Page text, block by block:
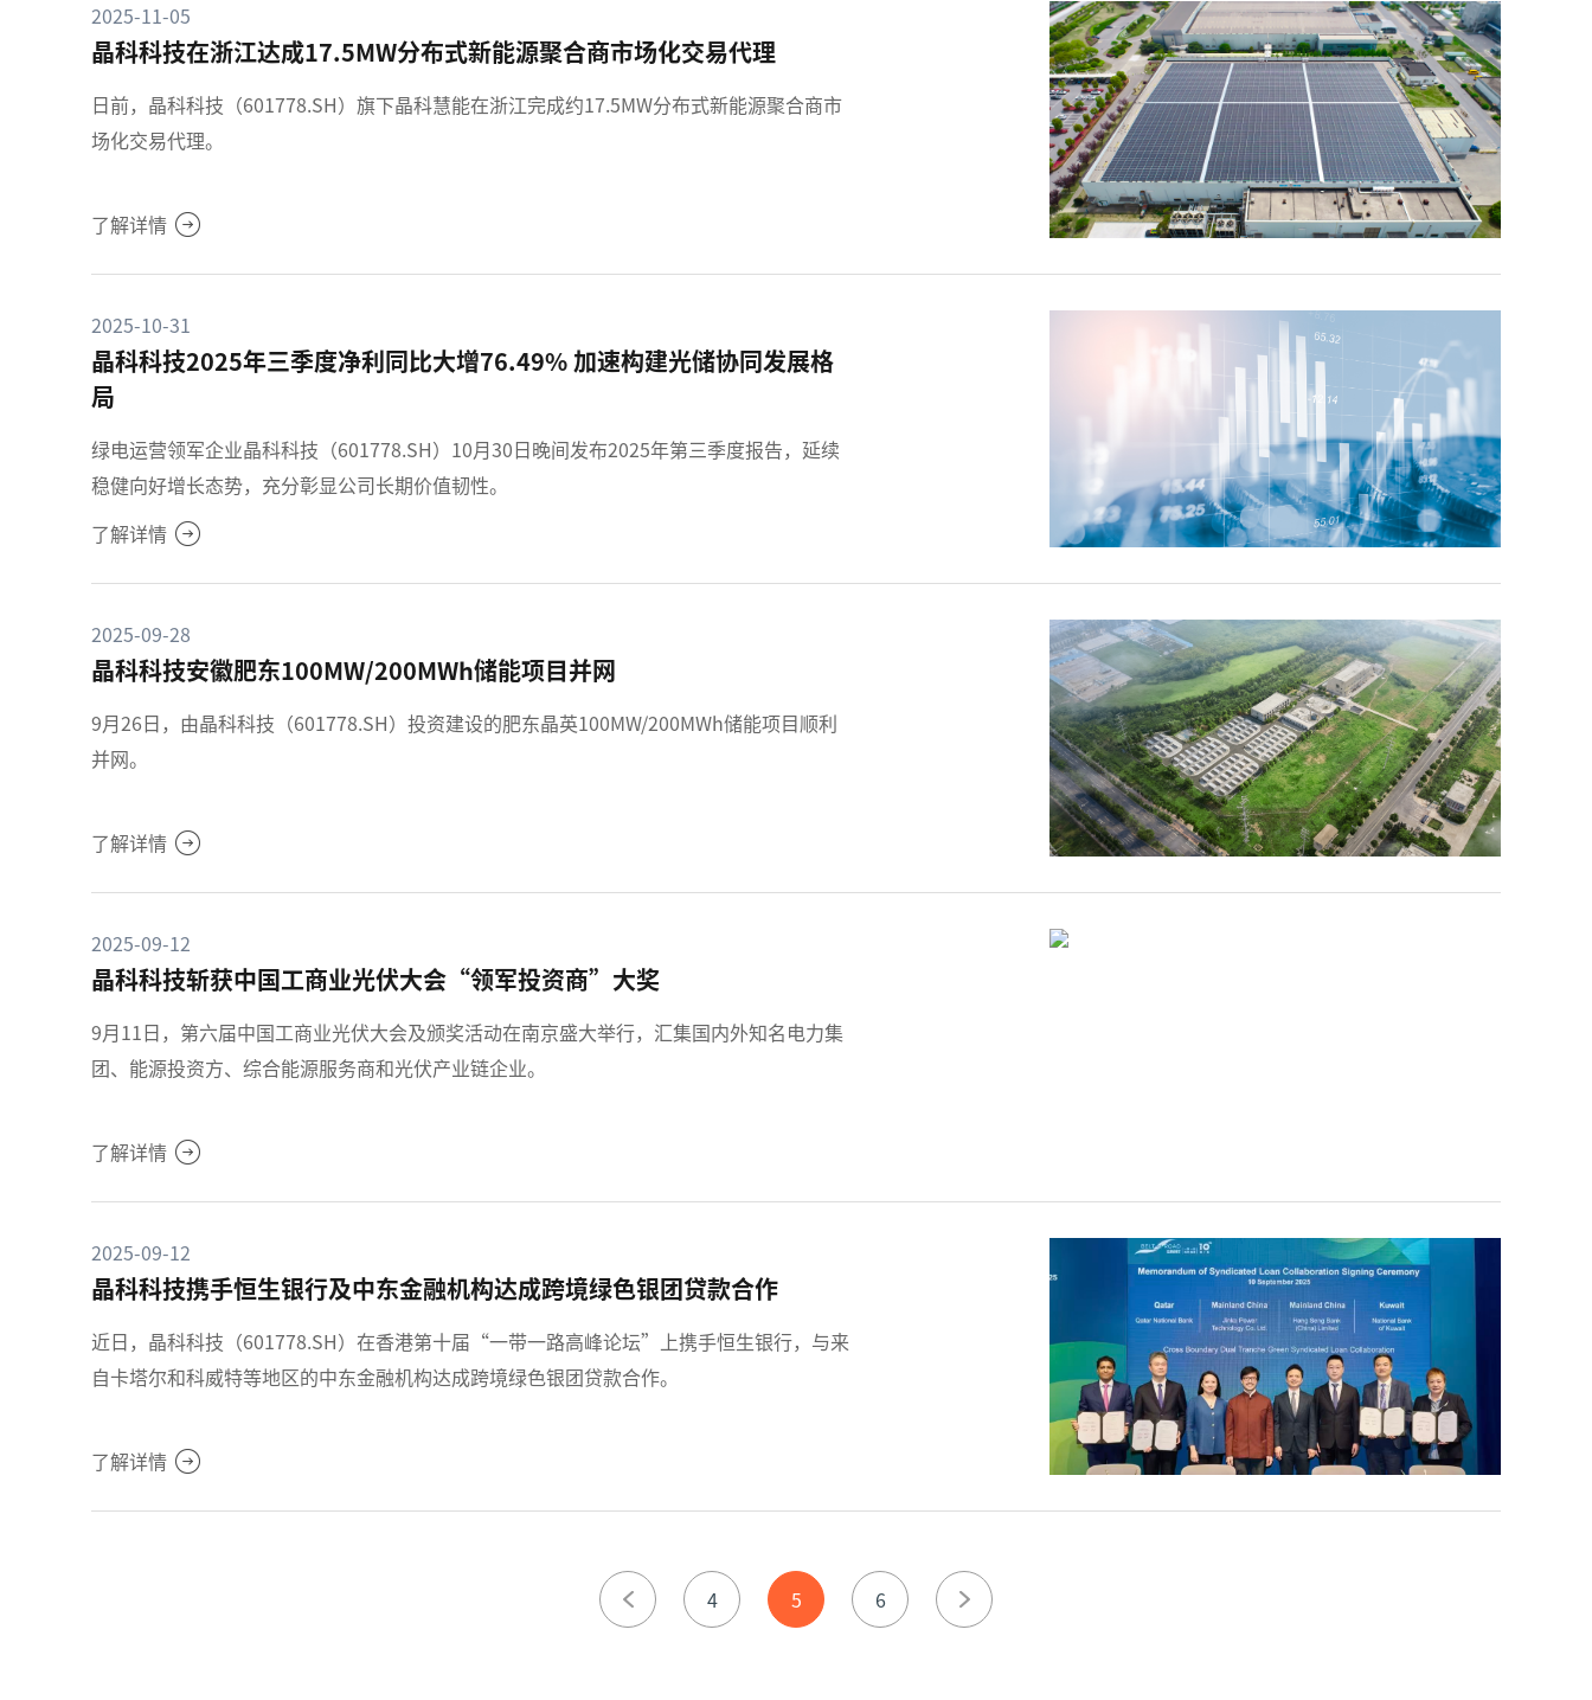
2025-11-05
晶科科技在浙江达成17.5MW分布式新能源聚合商市场化交易代理
日前，晶科科技（601778.SH）旗下晶科慧能在浙江完成约17.5MW分布式新能源聚合商市
场化交易代理。
了解详情
2025-10-31
晶科科技2025年三季度净利同比大增76.49% 加速构建光储协同发展格
局
绿电运营领军企业晶科科技（601778.SH）10月30日晚间发布2025年第三季度报告，延续
稳健向好增长态势，充分彰显公司长期价值韧性。
了解详情
2025-09-28
晶科科技安徽肥东100MW/200MWh储能项目并网
9月26日，由晶科科技（601778.SH）投资建设的肥东晶英100MW/200MWh储能项目顺利
并网。
了解详情
2025-09-12
晶科科技斩获中国工商业光伏大会“领军投资商”大奖
9月11日，第六届中国工商业光伏大会及颁奖活动在南京盛大举行，汇集国内外知名电力集
团、能源投资方、综合能源服务商和光伏产业链企业。
了解详情
2025-09-12
晶科科技携手恒生银行及中东金融机构达成跨境绿色银团贷款合作
近日，晶科科技（601778.SH）在香港第十届“一带一路高峰论坛”上携手恒生银行，与来
自卡塔尔和科威特等地区的中东金融机构达成跨境绿色银团贷款合作。
了解详情
4 5 6